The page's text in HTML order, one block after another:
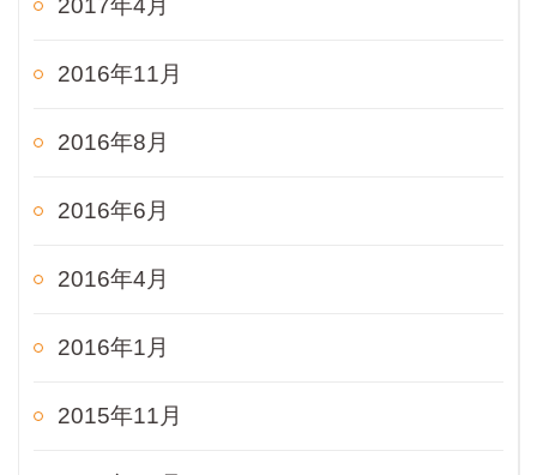
2017年4月
2016年11月
2016年8月
2016年6月
2016年4月
2016年1月
2015年11月